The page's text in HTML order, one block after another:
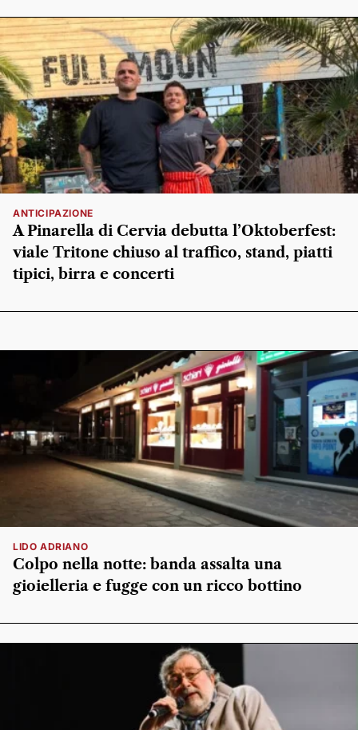
ANTICIPAZIONE
A Pinarella di Cervia debutta l’Oktoberfest:
viale Tritone chiuso al traffico, stand, piatti
tipici, birra e concerti
LIDO ADRIANO
Colpo nella notte: banda assalta una
gioielleria e fugge con un ricco bottino